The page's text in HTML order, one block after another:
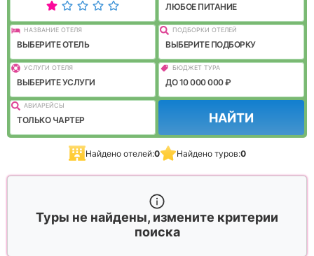
ЛЮБОЕ ПИТАНИЕ
НАЗВАНИЕ ОТЕЛЯ
ВЫБЕРИТЕ ОТЕЛЬ
ПОДБОРКИ ОТЕЛЕЙ
ВЫБЕРИТЕ ПОДБОРКУ
УСЛУГИ ОТЕЛЯ
ВЫБЕРИТЕ УСЛУГИ
БЮДЖЕТ ТУРА
ДО 10 000 000 ₽
АВИАРЕЙСЫ
ТОЛЬКО ЧАРТЕР НАЙТИ
Найдено отелей:0 Найдено туров:0
Туры не найдены, измените критерии
поиска